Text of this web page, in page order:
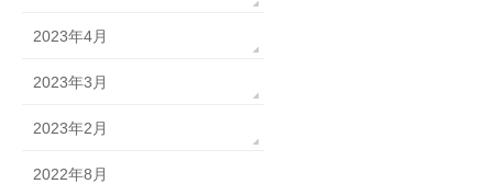
2023年4月
2023年3月
2023年2月
2022年8月